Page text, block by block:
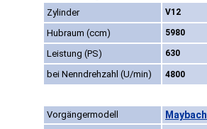
Zylinder V12
Hubraum (ccm) 5980
Leistung (PS) 630
bei Nenndrehzahl (U/min) 4800
Vorgängermodell